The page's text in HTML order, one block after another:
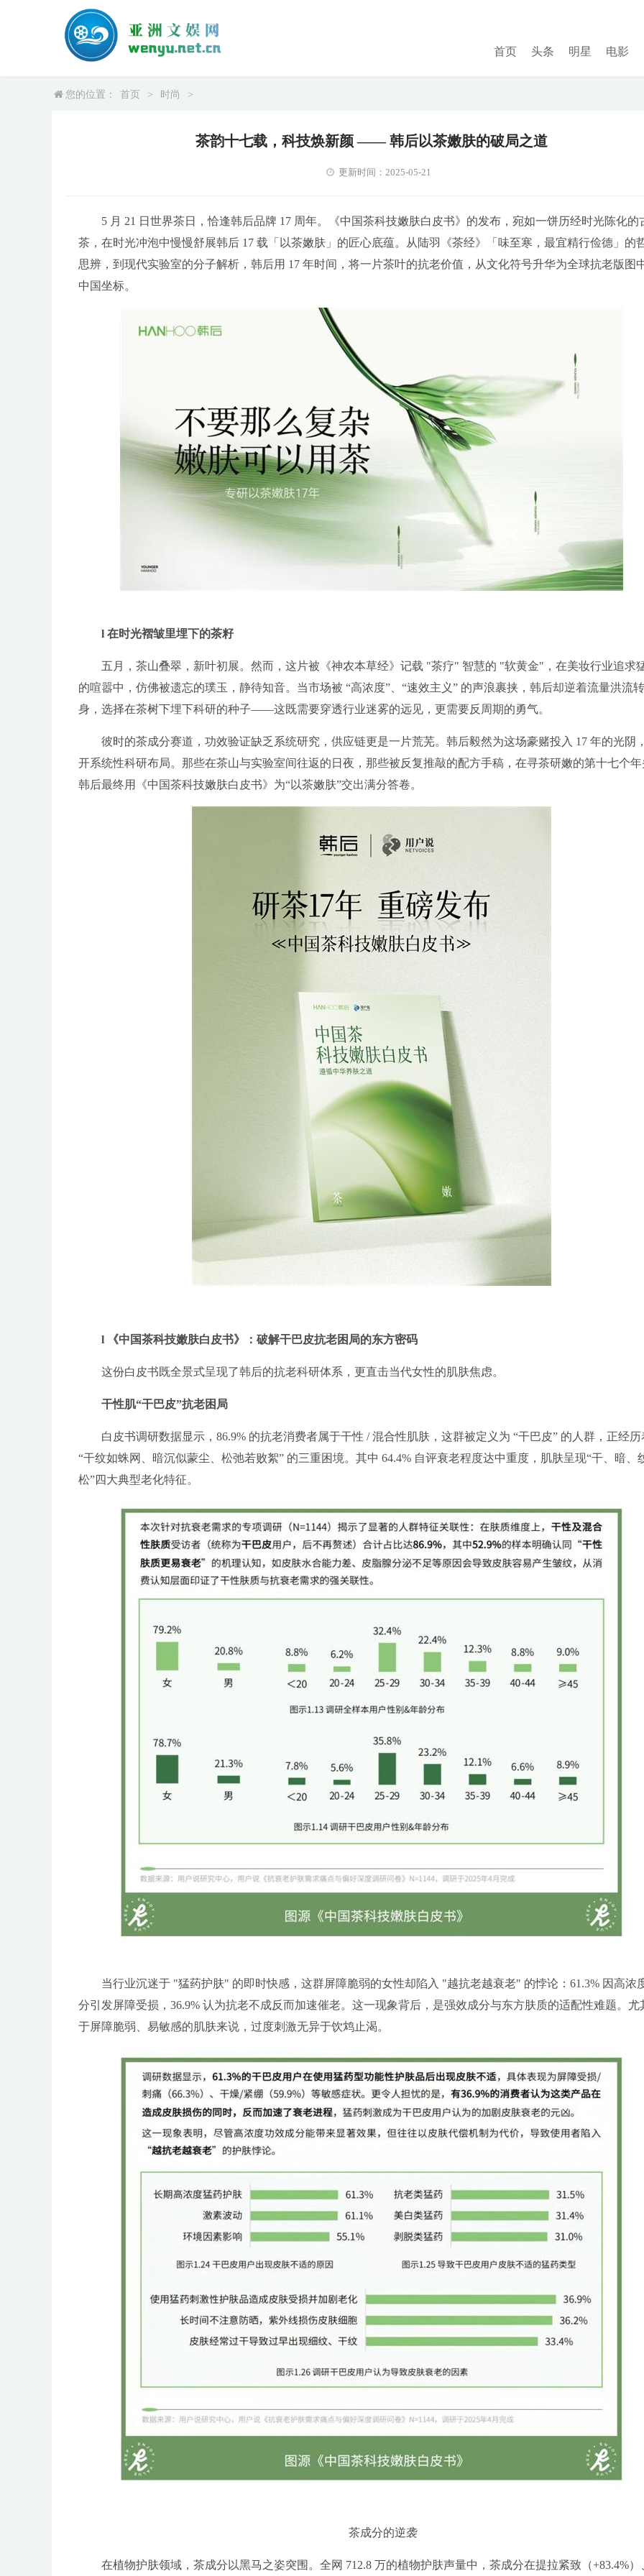
首页 头条 明星 电影
您的位置： 首页 > 时尚 >
茶韵十七载，科技焕新颜 —— 韩后以茶嫩肤的破局之道
更新时间：2025-05-21
5 月 21 日世界茶日，恰逢韩后品牌 17 周年。《中国茶科技嫩肤白皮书》的发布，宛如一饼历经时光陈化的
茶，在时光冲泡中慢慢舒展韩后 17 载「以茶嫩肤」的匠心底蕴。从陆羽《茶经》「味至寒，最宜精行俭德」的
思辨，到现代实验室的分子解析，韩后用 17 年时间，将一片茶叶的抗老价值，从文化符号升华为全球抗老版图
中国坐标。
l 在时光褶皱里埋下的茶籽
五月，茶山叠翠，新叶初展。然而，这片被《神农本草经》记载 "茶疗" 智慧的 "软黄金"，在美妆行业追求
的喧嚣中，仿佛被遗忘的璞玉，静待知音。当市场被 “高浓度”、“速效主义” 的声浪裹挟，韩后却逆着流量洪流转
身，选择在茶树下埋下科研的种子——这既需要穿透行业迷雾的远见，更需要反周期的勇气。
彼时的茶成分赛道，功效验证缺乏系统研究，供应链更是一片荒芜。韩后毅然为这场豪赌投入 17 年的光阴
开系统性科研布局。那些在茶山与实验室间往返的日夜，那些被反复推敲的配方手稿，在寻茶研嫩的第十七个
韩后最终用《中国茶科技嫩肤白皮书》为“以茶嫩肤”交出满分答卷。
l 《中国茶科技嫩肤白皮书》：破解干巴皮抗老困局的东方密码
这份白皮书既全景式呈现了韩后的抗老科研体系，更直击当代女性的肌肤焦虑。
干性肌“干巴皮”抗老困局
白皮书调研数据显示，86.9% 的抗老消费者属于干性 / 混合性肌肤，这群被定义为 “干巴皮” 的人群，正经历
“干纹如蛛网、暗沉似蒙尘、松弛若败絮” 的三重困境。其中 64.4% 自评衰老程度达中重度，肌肤呈现“干、暗、
松”四大典型老化特征。
当行业沉迷于 "猛药护肤" 的即时快感，这群屏障脆弱的女性却陷入 "越抗老越衰老" 的悖论：61.3% 因高浓
分引发屏障受损，36.9% 认为抗老不成反而加速催老。这一现象背后，是强效成分与东方肤质的适配性难题。尤
于屏障脆弱、易敏感的肌肤来说，过度刺激无异于饮鸩止渴。
茶成分的逆袭
在植物护肤领域，茶成分以黑马之姿突围。全网 712.8 万的植物护肤声量中，茶成分在提拉紧致（+83.4%）